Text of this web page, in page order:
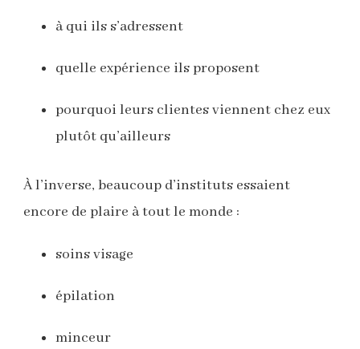
à qui ils s’adressent
quelle expérience ils proposent
pourquoi leurs clientes viennent chez eux
plutôt qu’ailleurs
À l’inverse, beaucoup d’instituts essaient
encore de plaire à tout le monde :
soins visage
épilation
minceur